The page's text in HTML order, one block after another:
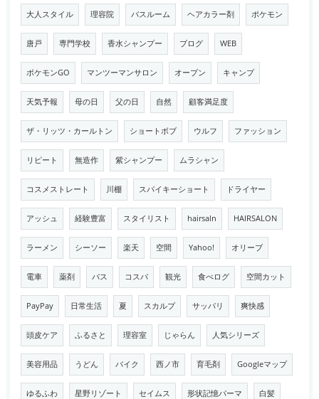
大人スタイル 理容院 バスルーム ヘアカラー剤 ポケモン
唐戸 専門学校 香水シャンプー ブログ WEB
ポケモンGO マンツーマンサロン オープン キャンプ
天気予報 母の日 父の日 自然 顧客満足度
ザ・リッツ・カールトン ショートボブ ウルフ ファッション
リピート 無造作 紫シャンプー ムラシャン
コスメストレート 川棚 スパイキーショート ドライヤー
アッシュ 経験豊富 スタイリスト hairsaln HAIRSALON
ラーメン シーソー 楽天 空間 Yahoo! オリーブ
電車 薬剤 バス コスパ 観光 食べログ 空間カット
PayPay 日常生活 夏 スカルプ サッパリ 爽快感
頭皮ケア ふるさと 理容室 じゃらん 人気シリーズ
美容用品 うどん バイク 西ノ市 育毛剤 Googleマップ
ゆるふわ 星野リゾート セイムス 形状記憶パーマ 白髪